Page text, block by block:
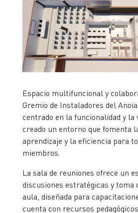
Espacio multifuncional y
Gremio de Instaladores del
centrado en la funcionalidad y la
creado un entorno que fomenta
aprendizaje y la eficiencia para
miembros.
La sala de reuniones ofrece un
discusiones estratégicas y toma
aula, diseñada para
cuenta con recursos